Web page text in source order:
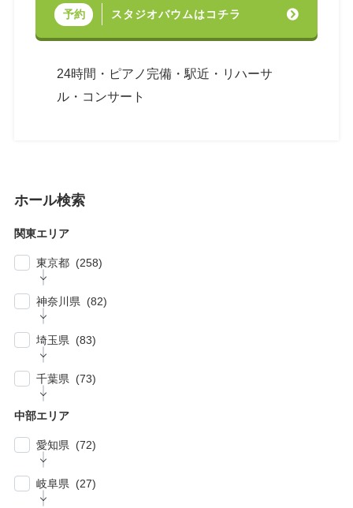
予約 スタジオバウムはコチラ
24時間・ピアノ完備・駅近・リハーサ
ル・コンサート
ホール検索
関東エリア
東京都 (258)
| … 新宿区・渋谷区 (39)
| … 品川区・大田区 (10)
| … 目黒区・世田谷区 (21)
| … 中野区・杉並区 (13)
| … 北区・台東区・足立区・荒川区 (24)
神奈川県 (82)
| … 横浜市 (44)
| … 相模原市・茅ヶ崎市・平塚市 (5)
| … 厚木市・小田原市・町田市・大和市・海老
埼玉県 (83)
| … 春日部市・富士見市・ふじみ野市 (4)
| … 比企郡・入間郡・入間市・秩父市・秩父
千葉県 (73)
| … 千葉市・船橋市・松戸市 (21)
| … 浦安市・市原市・八千代市・佐倉市 (14)
| … 野田市・成田市・木更津市・茂原市・我孫
中部エリア
愛知県 (72)
| … 名古屋市 (27)
岐阜県 (27)